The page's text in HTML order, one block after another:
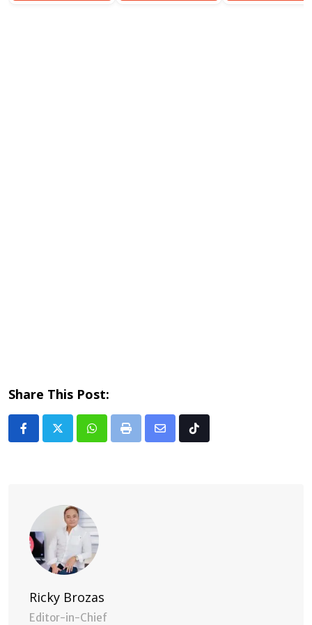
Share This Post:
Whatsapp
Print
Share Tiktok
Ricky Brozas
Editor-in-Chief